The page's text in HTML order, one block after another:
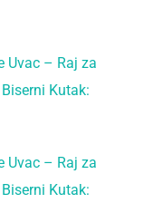
Uvac – Raj za
Biserni Kutak:
Uvac – Raj za
Biserni Kutak: